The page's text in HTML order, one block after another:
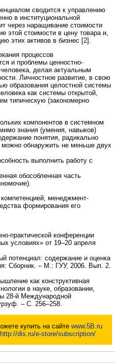
сводится к управлению
в институциональной
через наращивание стоимости
этой стоимости в цену товара и,
этих активов в бизнес [2].
процессов
и проблемы ценностно-
делая актуальным
Личностное развитие, в свою
образования целостной системы
как системы открытой,
типическую (закономерно
компонентов в системном
знания (умения, навыков)
понятия, радикально
обнаружить не меньше двух
выполнить работу с
обособленная часть
менеджмент-
формирования его
практической конференции
условиях» от 19–20 апреля
потенциал: содержание и оценка
Сборник. – М.: ГУУ, 2006. Вып. 2.
как конструктивная
в науке, образовании,
28-й Международной
– С. 256–258.
купить на сайте www.5B.ru
http://dis.ru/e-store/subscription/